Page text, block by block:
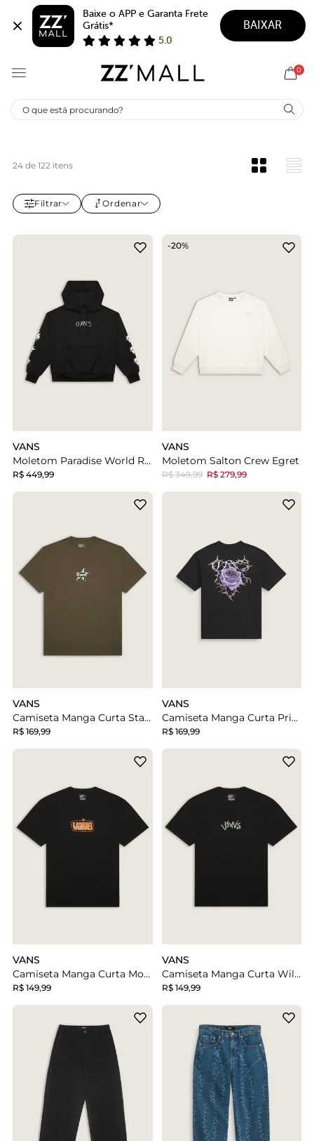
Baixe o APP e Garanta Frete
Grátis*
5.0
BAIXAR
0
SALTO ALTO
num momento e fazem o look fechar do jeito certo.
24 de 122 itens
Filtrar Ordenar
VANS
Moletom Paradise World Retro Black
R$ 449,99
-20%
VANS
Moletom Salton Crew Egret
R$ 349,99 R$ 279,99
VANS
Camiseta Manga Curta Starmarked Vintage Cocoa
R$ 169,99
VANS
Camiseta Manga Curta Prickles Black
R$ 169,99
VANS
Camiseta Manga Curta Moontower Black
R$ 149,99
VANS
Camiseta Manga Curta Wild Circle Black Infantil
R$ 149,99